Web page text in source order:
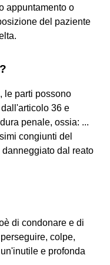
appuntamento o
del paziente
le parti possono
36 e
penale, ossia: ...
congiunti del
dal reato
di condonare e di
colpe,
e profonda